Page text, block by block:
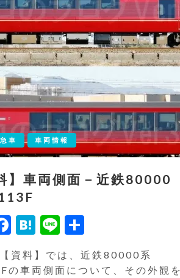
車 車両情報
】車両側面－近鉄80000
Facebook
Hatena
Line
資料】では、近鉄80000系
の車両側面について、その外観を